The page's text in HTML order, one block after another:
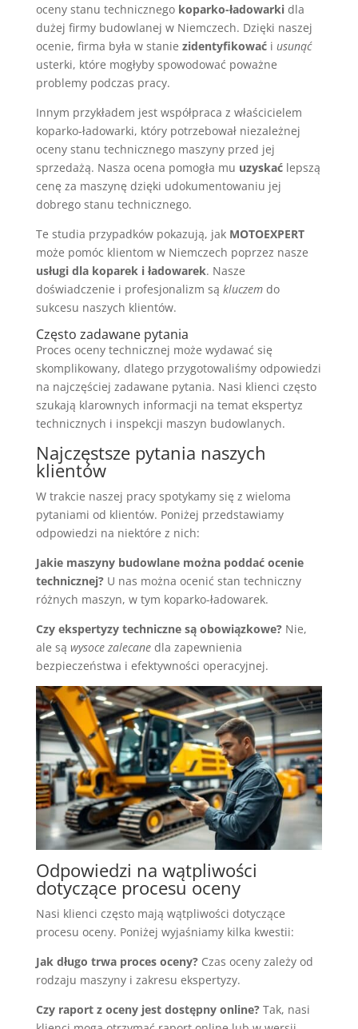
oceny stanu technicznego koparko-ładowarkidla
dużej firmy budowlanej w Niemczech. Dzięki naszej
ocenie, firma była w stanie zidentyfikowaći usunąć
usterki, które mogłyby spowodować poważne
problemy podczas pracy.
Innym przykładem jest współpraca z właścicielem
koparko-ładowarki, który potrzebował niezależnej
oceny stanu technicznego maszyny przed jej
sprzedażą. Nasza ocena pomogła mu uzyskaćlepszą
cenę za maszynę dzięki udokumentowaniu jej
dobrego stanu technicznego.
Te studia przypadków pokazują, jak MOTOEXPERT
może pomóc klientom w Niemczech poprzez nasze
usługi dla koparek i ładowarek. Nasze
doświadczenie i profesjonalizm są kluczemdo
sukcesu naszych klientów.
Często zadawane pytania
Proces oceny technicznej może wydawać się
skomplikowany, dlatego przygotowaliśmy odpowiedzi
na najczęściej zadawane pytania. Nasi klienci często
szukają klarownych informacji na temat ekspertyz
technicznych i inspekcji maszyn budowlanych.
Najczęstsze pytania naszych
klientów
W trakcie naszej pracy spotykamy się z wieloma
pytaniami od klientów. Poniżej przedstawiamy
odpowiedzi na niektóre z nich:
Jakie maszyny budowlane można poddać ocenie
technicznej?U nas można ocenić stan techniczny
różnych maszyn, w tym koparko-ładowarek.
Czy ekspertyzy techniczne są obowiązkowe?Nie,
ale są wysoce zalecanedla zapewnienia
bezpieczeństwa i efektywności operacyjnej.
Odpowiedzi na wątpliwości
dotyczące procesu oceny
Nasi klienci często mają wątpliwości dotyczące
procesu oceny. Poniżej wyjaśniamy kilka kwestii:
Jak długo trwa proces oceny?Czas oceny zależy od
rodzaju maszyny i zakresu ekspertyzy.
Czy raport z oceny jest dostępny online?Tak, nasi